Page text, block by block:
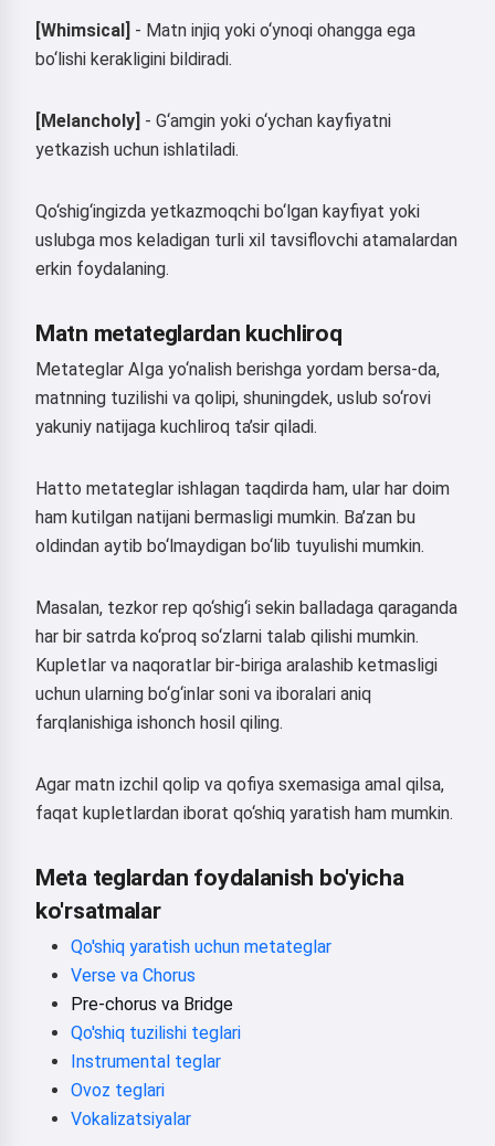
[Whimsical] - Matn injiq yoki o‘ynoqi ohangga ega
bo‘lishi kerakligini bildiradi.
[Melancholy] - G‘amgin yoki o‘ychan kayfiyatni
yetkazish uchun ishlatiladi.
Qo‘shig‘ingizda yetkazmoqchi bo‘lgan kayfiyat yoki
uslubga mos keladigan turli xil tavsiflovchi atamalardan
erkin foydalaning.
Matn metateglardan kuchliroq
Metateglar AIga yo‘nalish berishga yordam bersa-da,
matnning tuzilishi va qolipi, shuningdek, uslub so‘rovi
yakuniy natijaga kuchliroq ta’sir qiladi.
Hatto metateglar ishlagan taqdirda ham, ular har doim
ham kutilgan natijani bermasligi mumkin. Ba’zan bu
oldindan aytib bo‘lmaydigan bo‘lib tuyulishi mumkin.
Masalan, tezkor rep qo‘shig‘i sekin balladaga qaraganda
har bir satrda ko‘proq so‘zlarni talab qilishi mumkin.
Kupletlar va naqoratlar bir-biriga aralashib ketmasligi
uchun ularning bo‘g‘inlar soni va iboralari aniq
farqlanishiga ishonch hosil qiling.
Agar matn izchil qolip va qofiya sxemasiga amal qilsa,
faqat kupletlardan iborat qo‘shiq yaratish ham mumkin.
Meta teglardan foydalanish bo'yicha
ko'rsatmalar
Qo'shiq yaratish uchun metateglar
Verse va Chorus
Pre-chorus va Bridge
Qo'shiq tuzilishi teglari
Instrumental teglar
Ovoz teglari
Vokalizatsiyalar